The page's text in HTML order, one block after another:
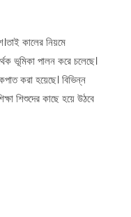
কালের নিয়মে
ভূমিকা পালন করে চলেছে।
করা হয়েছে। বিভিন্ন
শিশুদের কাছে হয়ে উঠবে